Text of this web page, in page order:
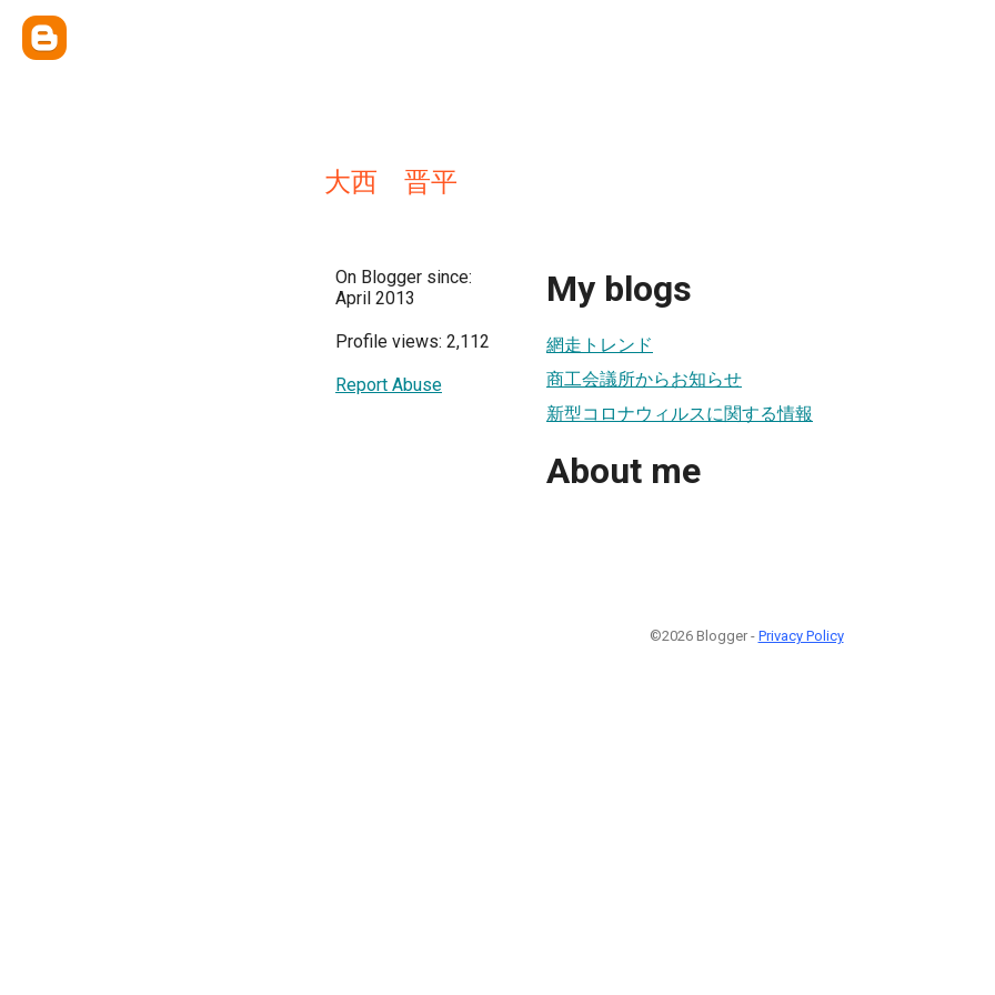
大西 晋平
On Blogger since:
April 2013
Profile views: 2,112
Report Abuse
My blogs
網走トレンド
商工会議所からお知らせ
新型コロナウィルスに関する情報
About me
©2026 Blogger - Privacy Policy